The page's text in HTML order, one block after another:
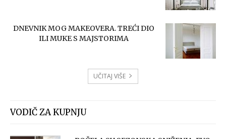
DNEVNIK MOG MAKEOVERA. TREĆI DIO
ILI MUKE S MAJSTORIMA
UČITAJ VIŠE
VODIČ ZA KUPNJU